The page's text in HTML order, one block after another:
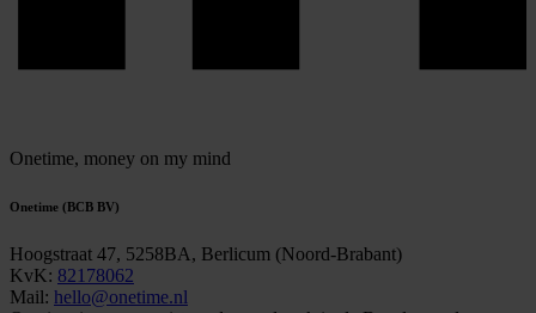
Onetime, money on my mind
Onetime (BCB BV)
Hoogstraat 47, 5258BA, Berlicum (Noord-Brabant)
KvK: 82178062
Mail: hello@onetime.nl